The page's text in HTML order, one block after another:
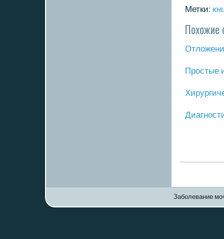
Метки:
Похожие
Прοстые
Заболевание